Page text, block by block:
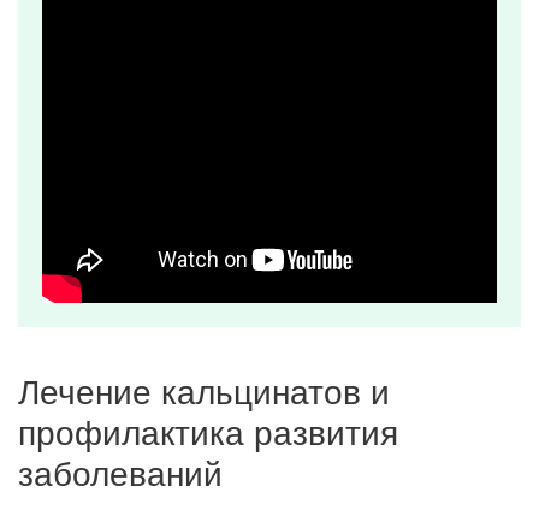
Лечение кальцинатов и
профилактика развития
заболеваний